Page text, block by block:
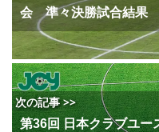
会 準々決勝試合結果
次の記事 >>
第36回 日本クラブユー